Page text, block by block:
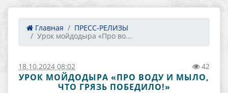
Главная
ПРЕСС-РЕЛИЗЫ
Урок мойдодыра «Про во...
18.10.2024 08:02 42
УРОК МОЙДОДЫРА «ПРО ВОДУ И МЫЛО,
ЧТО ГРЯЗЬ ПОБЕДИЛО!»